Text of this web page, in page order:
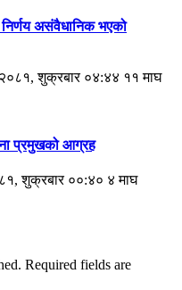
असंवैधानिक भएको
शुक्रबार ०४:४४ ११ माघ
प्रमुखको आग्रह
शुक्रबार ००:४० ४ माघ
Required fields are